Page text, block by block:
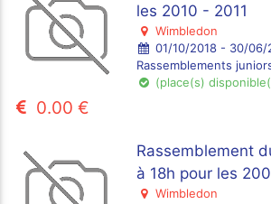
les 2010 - 2011
Wimbledon
01/10/2018 - 30/06/
Rassemblements
(place(s)
0.00 €
Rassemblement
à 18h pour les
Wimbledon